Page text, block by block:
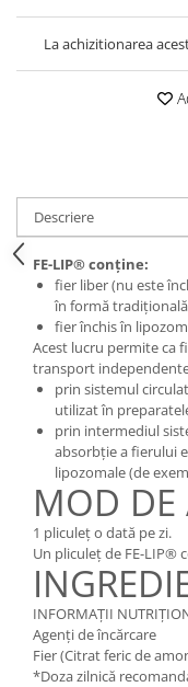
La achizitionarea
Descriere
FE-LIP® conține:
fier liber (nu este
în formă
fier închis în
Acest lucru permite ca
transport
prin sistemul
utilizat în
prin intermediul
absorbție a fierului
lipozomale (de
MOD DE
1 pliculeț o dată pe zi.
Un pliculeț de FE-LIP®
INFORMAȚII
Agenți de
Fier (Citrat feric
*Doza zilnică